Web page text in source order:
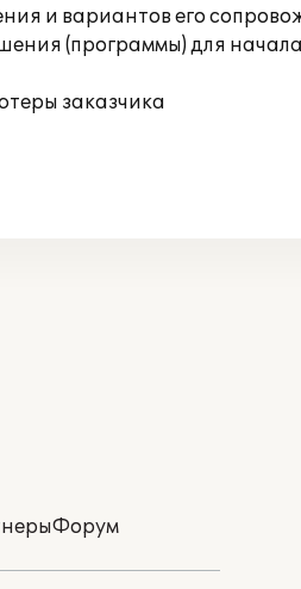
и вариантов его
(программы) для
заказчика
Форум